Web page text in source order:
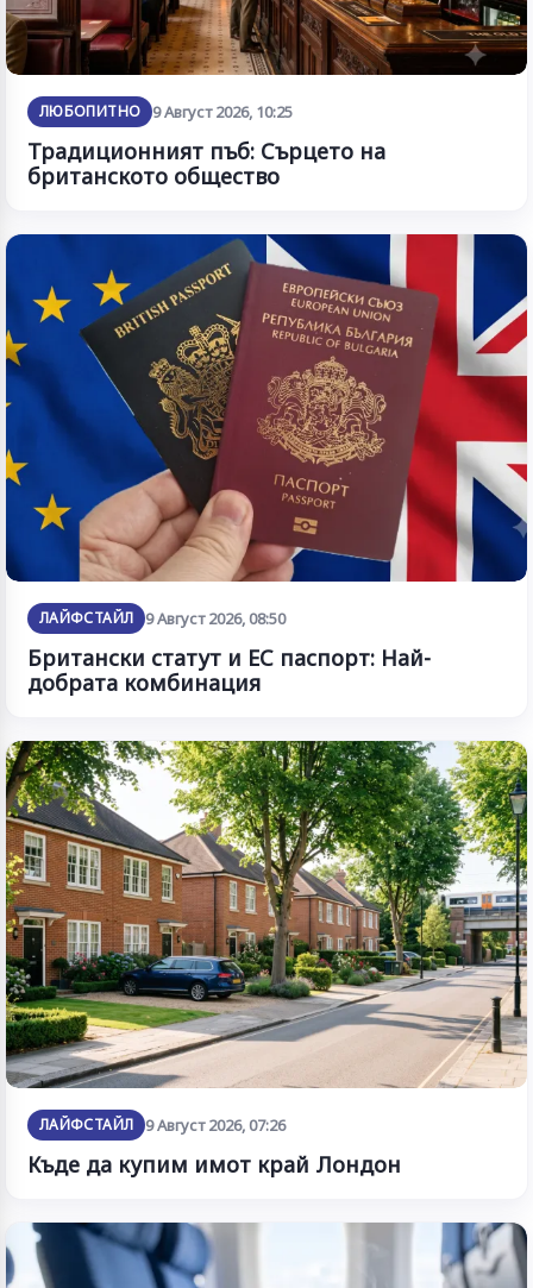
ЛЮБОПИТНО 9 Август 2026, 10:25
Традиционният пъб: Сърцето на
британското общество
ЛАЙФСТАЙЛ 9 Август 2026, 08:50
Британски статут и ЕС паспорт: Най-
добрата комбинация
ЛАЙФСТАЙЛ 9 Август 2026, 07:26
Къде да купим имот край Лондон